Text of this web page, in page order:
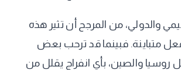
والدولي، من المرجح أن تثير هذه
متباينة. فبينما قد ترحب بعض
روسيا والصين، بأي انفراج يقلل من